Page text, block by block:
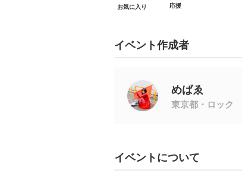
お気に入り 応援
イベント作成者
めばゑ
東京都・ロック
イベントについて